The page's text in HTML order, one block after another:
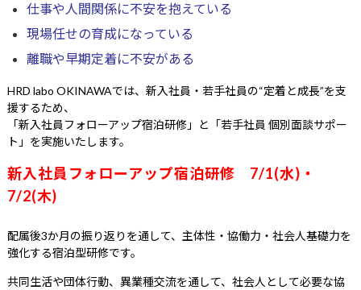
仕事や人間関係に不安を抱えている
現場任せの育成になっている
離職や早期定着に不安がある
HRD labo OKINAWAでは、新入社員・若手社員の“定着と成長”を支
援するため、
「新入社員フォローアップ宿泊研修」と「若手社員 個別面談サポー
ト」を実施いたします。
新入社員フォローアップ宿泊研修 7/1(水)・
7/2(木)
配属後3か月の振り返りを通して、主体性・協働力・社会人基礎力を
強化する宿泊型研修です。
共同生活や団体行動、異業種交流を通して、社会人として必要な協